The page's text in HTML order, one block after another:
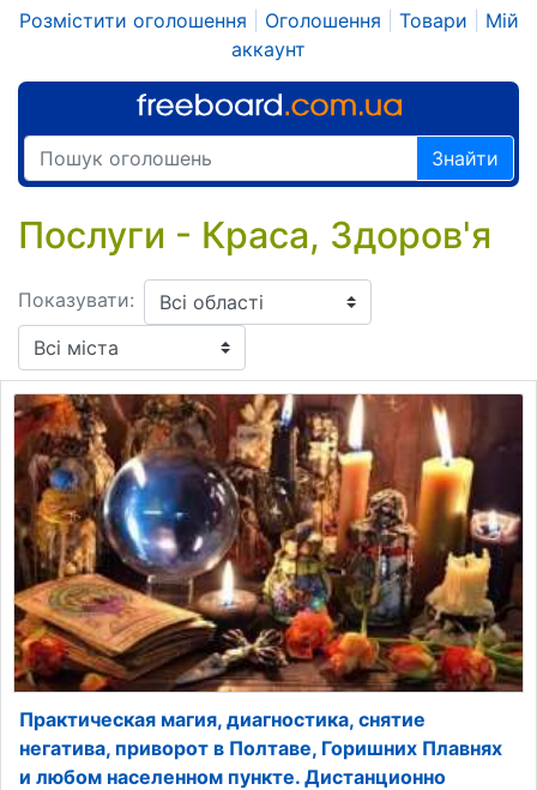
Розмістити оголошення Оголошення Товари
Мій
аккаунт
Знайти
Послуги - Краса, Здоров'я
Показувати:
Практическая магия, диагностика, снятие
негатива, приворот в Полтаве, Горишних Плавнях
и любом населенном пункте. Дистанционно